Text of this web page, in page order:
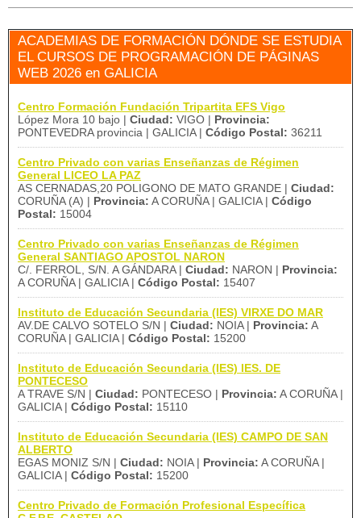
ACADEMIAS DE FORMACIÓN DÓNDE SE ESTUDIA
EL CURSOS DE PROGRAMACIÓN DE PÁGINAS
WEB 2026 en GALICIA
Centro Formación Fundación Tripartita EFS Vigo
López Mora 10 bajo | Ciudad: VIGO | Provincia:
PONTEVEDRA provincia | GALICIA | Código Postal: 36211
Centro Privado con varias Enseñanzas de Régimen
General LICEO LA PAZ
AS CERNADAS,20 POLIGONO DE MATO GRANDE | Ciudad:
CORUÑA (A) | Provincia: A CORUÑA | GALICIA | Código
Postal: 15004
Centro Privado con varias Enseñanzas de Régimen
General SANTIAGO APOSTOL NARON
C/. FERROL, S/N. A GÁNDARA | Ciudad: NARON | Provincia:
A CORUÑA | GALICIA | Código Postal: 15407
Instituto de Educación Secundaria (IES) VIRXE DO MAR
AV.DE CALVO SOTELO S/N | Ciudad: NOIA | Provincia: A
CORUÑA | GALICIA | Código Postal: 15200
Instituto de Educación Secundaria (IES) IES. DE
PONTECESO
A TRAVE S/N | Ciudad: PONTECESO | Provincia: A CORUÑA |
GALICIA | Código Postal: 15110
Instituto de Educación Secundaria (IES) CAMPO DE SAN
ALBERTO
EGAS MONIZ S/N | Ciudad: NOIA | Provincia: A CORUÑA |
GALICIA | Código Postal: 15200
Centro Privado de Formación Profesional Específica